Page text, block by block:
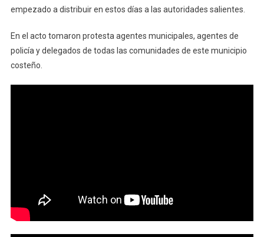
empezado a distribuir en estos días a las autoridades salientes.
En el acto tomaron protesta agentes municipales, agentes de
policía y delegados de todas las comunidades de este municipio
costeño.